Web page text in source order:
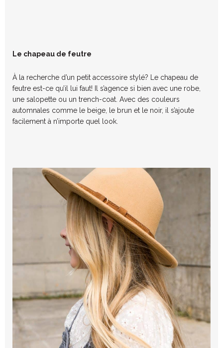
Le chapeau de feutre
À la recherche d’un petit accessoire stylé? Le chapeau de
feutre est-ce qu’il
lui faut! Il s’agence si bien avec une robe,
une salopette ou un trench-coat. Avec des couleurs
automnales comme le beige, le brun et le noir, il s’ajoute
facilement à n’importe quel look.